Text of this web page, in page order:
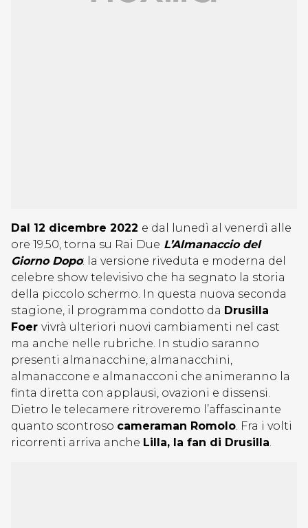
Dal 12 dicembre 2022 e dal lunedì al venerdì alle
ore 19.50, torna su Rai Due L’Almanaccio del
Giorno Dopo: la versione riveduta e moderna del
celebre show televisivo che ha segnato la storia
della piccolo schermo. In questa nuova seconda
stagione, il programma condotto da Drusilla
Foer vivrà ulteriori nuovi cambiamenti nel cast
ma anche nelle rubriche. In studio saranno
presenti almanacchine, almanacchini,
almanaccone e almanacconi che animeranno la
finta diretta con applausi, ovazioni e dissensi.
Dietro le telecamere ritroveremo l’affascinante
quanto scontroso cameraman Romolo. Fra i volti
ricorrenti arriva anche Lilla, la fan di Drusilla.